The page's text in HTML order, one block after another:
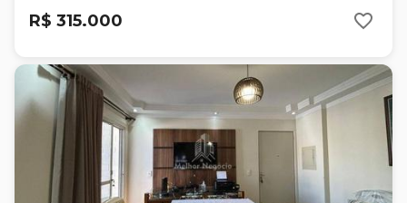
R$ 315.000